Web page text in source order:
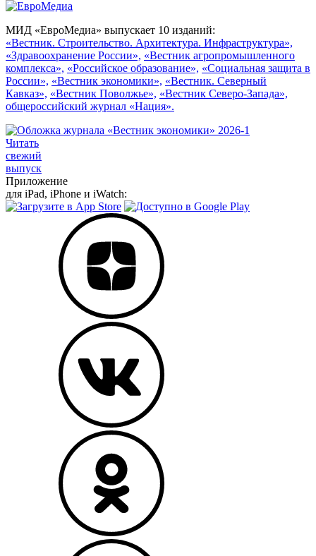
МИД «ЕвроМедиа» выпускает 10 изданий:
«Вестник. Строительство. Архитектура. Инфраструктура»,
«Здравоохранение России», «Вестник агропромышленного
комплекса», «Российское образование», «Социальная защита в
России», «Вестник экономики», «Вестник. Северный
Кавказ», «Вестник Поволжье», «Вестник Северо-Запада»,
общероссийский журнал «Нация».
Читать
свежий
выпуск
Приложение
для iPad, iPhone и iWatch: